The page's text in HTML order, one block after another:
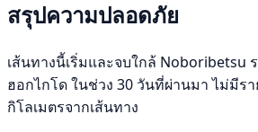
สรุปความปลอดภัย
เส้นทางนี้เริ่มและจบใกล้ Noboribetsu
ฮอกไกโด ในช่วง 30 วันที่ผ่านมา ไม่มีร
กิโลเมตรจากเส้นทาง